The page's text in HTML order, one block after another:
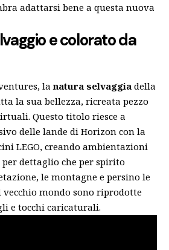
adattarsi bene a questa nuova
e colorato da
lanatura selvaggia della
la sua bellezza, ricreata pezzo
Questo titolo riesce a
delle lande di Horizon con la
LEGO, creando ambientazioni
dettaglio che per spirito
le montagne e persino le
mondo sono riprodotte
e tocchi caricaturali.